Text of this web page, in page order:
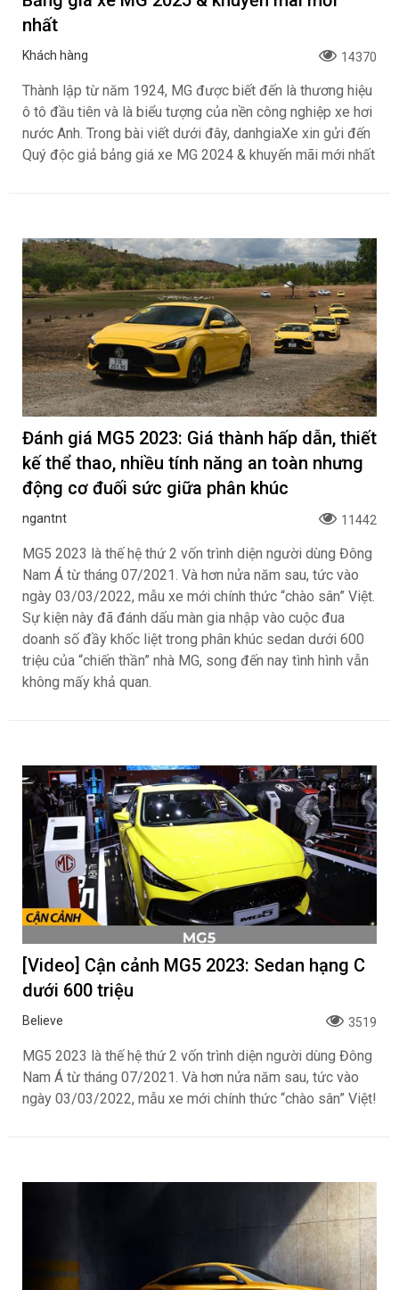
nhất
Khách hàng 14370
Thành lập từ năm 1924, MG được biết đến là thương hiệu
ô tô đầu tiên và là biểu tượng của nền công nghiệp xe hơi
nước Anh. Trong bài viết dưới đây, danhgiaXe xin gửi đến
Quý độc giả bảng giá xe MG 2024 & khuyến mãi mới nhất
Đánh giá MG5 2023: Giá thành hấp dẫn, thiết
kế thể thao, nhiều tính năng an toàn nhưng
động cơ đuối sức giữa phân khúc
ngantnt 11442
MG5 2023 là thế hệ thứ 2 vốn trình diện người dùng Đông
Nam Á từ tháng 07/2021. Và hơn nửa năm sau, tức vào
ngày 03/03/2022, mẫu xe mới chính thức “chào sân” Việt.
Sự kiện này đã đánh dấu màn gia nhập vào cuộc đua
doanh số đầy khốc liệt trong phân khúc sedan dưới 600
triệu của “chiến thần” nhà MG, song đến nay tình hình vẫn
không mấy khả quan.
[Video] Cận cảnh MG5 2023: Sedan hạng C
dưới 600 triệu
Believe 3519
MG5 2023 là thế hệ thứ 2 vốn trình diện người dùng Đông
Nam Á từ tháng 07/2021. Và hơn nửa năm sau, tức vào
ngày 03/03/2022, mẫu xe mới chính thức “chào sân” Việt!